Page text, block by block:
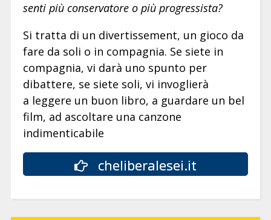
senti più conservatore o più progressista?
Si tratta di un divertissement, un gioco da
fare da soli o in compagnia. Se siete in
compagnia, vi darà uno spunto per
dibattere, se siete soli, vi invoglierà
a leggere un buon libro, a guardare un bel
film, ad ascoltare una canzone
indimenticabile
cheliberalesei.it